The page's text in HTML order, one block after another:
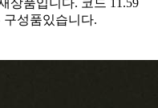
상품입니다. 코드 11.59
성품있습니다.